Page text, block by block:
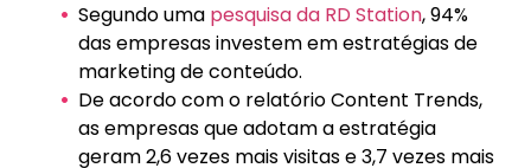
Segundo uma pesquisa da RD Station, 94%
das empresas investem em estratégias de
marketing de conteúdo.
De acordo com o relatório Content Trends,
as empresas que adotam a estratégia
geram 2,6 vezes mais visitas e 3,7 vezes mais